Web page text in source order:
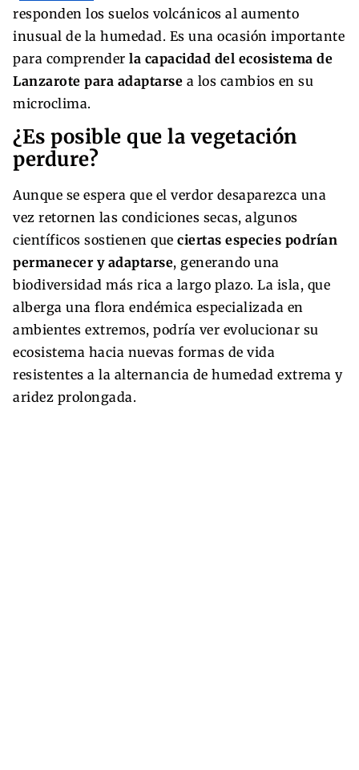
responden los suelos volcánicos al aumento
inusual de la humedad. Es una ocasión importante
para comprender la capacidad del ecosistema de
Lanzarote para adaptarse a los cambios en su
microclima.
¿Es posible que la vegetación
perdure?
Aunque se espera que el verdor desaparezca una
vez retornen las condiciones secas, algunos
científicos sostienen que ciertas especies podrían
permanecer y adaptarse, generando una
biodiversidad más rica a largo plazo. La isla, que
alberga una flora endémica especializada en
ambientes extremos, podría ver evolucionar su
ecosistema hacia nuevas formas de vida
resistentes a la alternancia de humedad extrema y
aridez prolongada.